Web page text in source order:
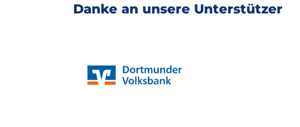
Danke an unsere Unterstützer